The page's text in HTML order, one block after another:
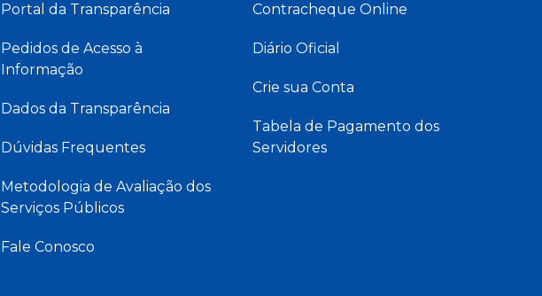
Portal da Transparência
Pedidos de Acesso à
Informação
Dados da Transparência
Dúvidas Frequentes
Metodologia de Avaliação dos
Serviços Públicos
Fale Conosco
Contracheque Online
Diário Oficial
Crie sua Conta
Tabela de Pagamento dos
Servidores